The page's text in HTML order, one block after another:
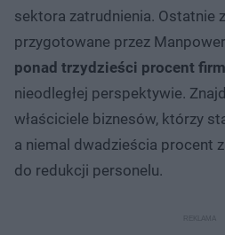
sektora zatrudnienia. Ostatnie
przygotowane przez
ponad trzydzieści procent
nieodległej perspektywie.
właściciele biznesów, którzy
a niemal dwadzieścia procent
do redukcji personelu.